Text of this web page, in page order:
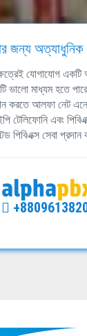
জন্য অত্যাধুনিক
যোগাযোগ
ভালো মাধ্যম হতে
করতে আলফা নেট
টেলিফোনি এবং
পিবিএক্স সেবা প্রদান